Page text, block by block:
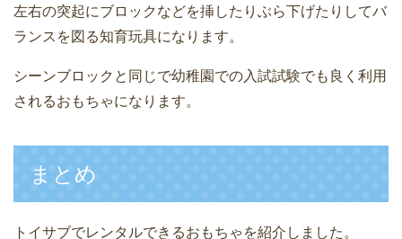
左右の突起にブロックなどを挿したりぶら下げたりしてバ
ランスを図る知育玩具になります。
シーンブロックと同じで幼稚園での入試試験でも良く利用
されるおもちゃになります。
まとめ
トイサブでレンタルできるおもちゃを紹介しました。